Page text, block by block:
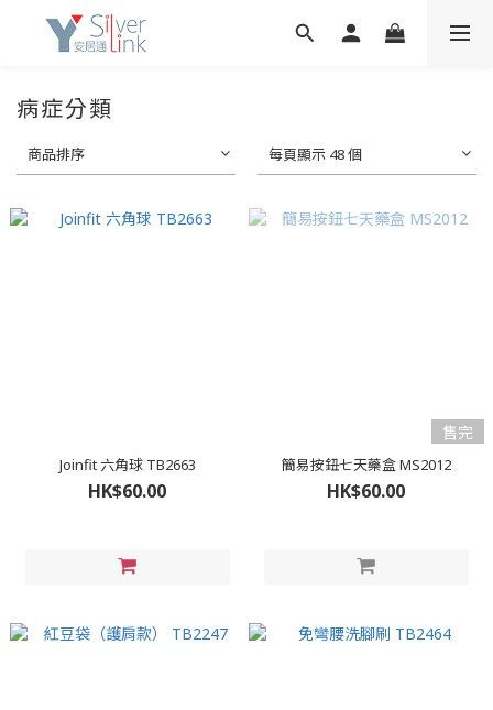
病症分類
商品排序 每頁顯示 48 個
Joinfit 六角球 TB2663
HK$60.00
售完
簡易按鈕七天藥盒 MS2012
HK$60.00